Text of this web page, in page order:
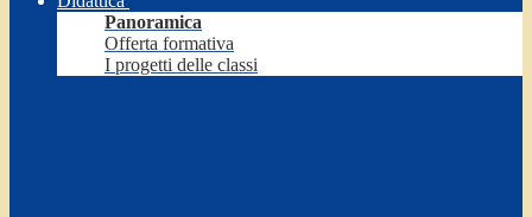
Panoramica
Offerta formativa
I progetti delle classi